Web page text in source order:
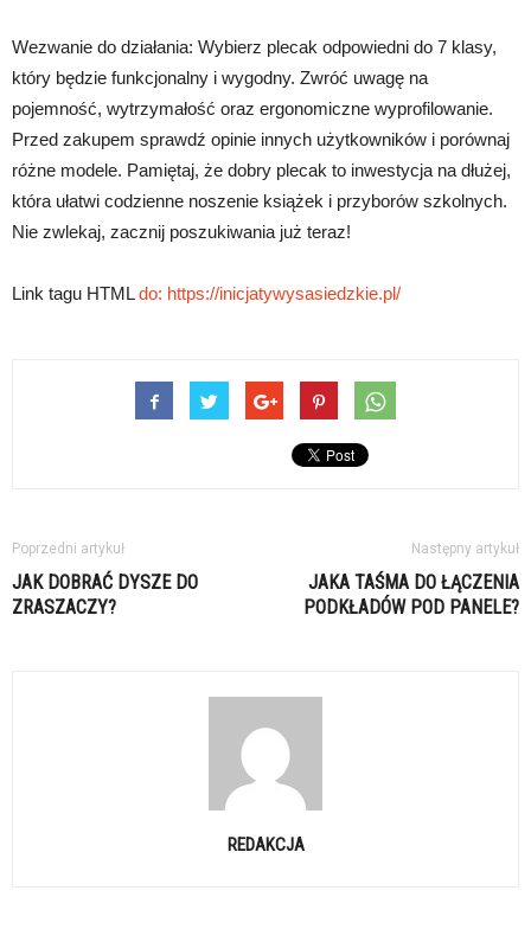
Wezwanie do działania: Wybierz plecak odpowiedni do 7 klasy,
który będzie funkcjonalny i wygodny. Zwróć uwagę na
pojemność, wytrzymałość oraz ergonomiczne wyprofilowanie.
Przed zakupem sprawdź opinie innych użytkowników i porównaj
różne modele. Pamiętaj, że dobry plecak to inwestycja na dłużej,
która ułatwi codzienne noszenie książek i przyborów szkolnych.
Nie zwlekaj, zacznij poszukiwania już teraz!
Link tagu HTMLdo: https://inicjatywysasiedzkie.pl/
Poprzedni artykuł
JAK DOBRAĆ DYSZE DO
ZRASZACZY?
Następny artykuł
JAKA TAŚMA DO ŁĄCZENIA
PODKŁADÓW POD PANELE?
REDAKCJA